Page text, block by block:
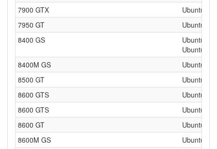
7900 GTX
Ubuntu 64
7950 GT
Ubuntu 32
8400 GS
Ubuntu 32
Ubuntu 64
8400M GS
Ubuntu 64
8500 GT
Ubuntu 64
8600 GTS
Ubuntu 64
8600 GTS
Ubuntu 64
8600 GT
Ubuntu 32
8600M GS
Ubuntu